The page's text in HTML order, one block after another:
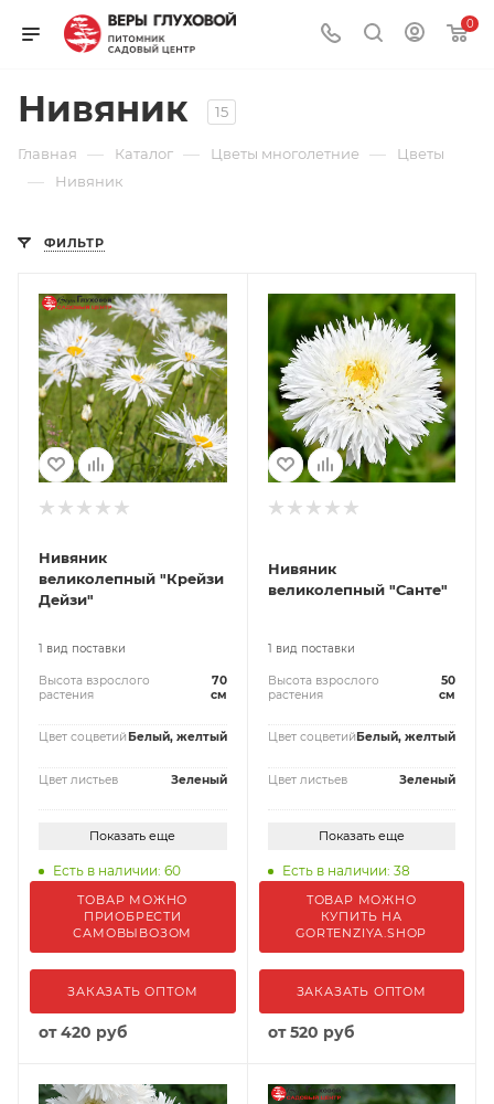
0
Нивяник 15
Главная — Каталог — Цветы многолетние — Цветы
— Нивяник
ФИЛЬТР
Нивяник
великолепный "Крейзи
Дейзи"
1 вид поставки
Высота взрослого
растения
70
см
Цвет соцветий Белый, желтый
Цвет листьев Зеленый
Показать еще
Есть в наличии: 60
ТОВАР МОЖНО
ПРИОБРЕСТИ
САМОВЫВОЗОМ
ЗАКАЗАТЬ ОПТОМ
от420 руб
Нивяник
великолепный "Санте"
1 вид поставки
Высота взрослого
растения
50
см
Цвет соцветий Белый, желтый
Цвет листьев Зеленый
Показать еще
Есть в наличии: 38
ТОВАР МОЖНО
КУПИТЬ НА
GORTENZIYA.SHOP
ЗАКАЗАТЬ ОПТОМ
от520 руб